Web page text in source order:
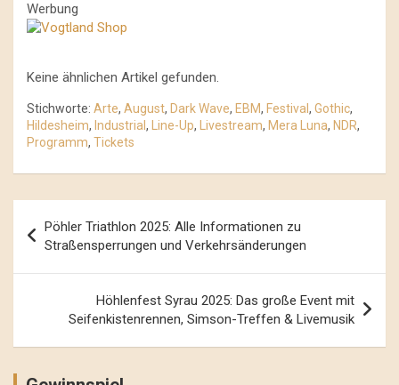
Werbung
Keine ähnlichen Artikel gefunden.
Stichworte: Arte, August, Dark Wave, EBM, Festival, Gothic,
Hildesheim, Industrial, Line-Up, Livestream, Mera Luna, NDR,
Programm, Tickets
Navigation
Pöhler Triathlon 2025: Alle Informationen zu
Straßensperrungen und Verkehrsänderungen
Höhlenfest Syrau 2025: Das große Event mit
Seifenkistenrennen, Simson-Treffen & Livemusik